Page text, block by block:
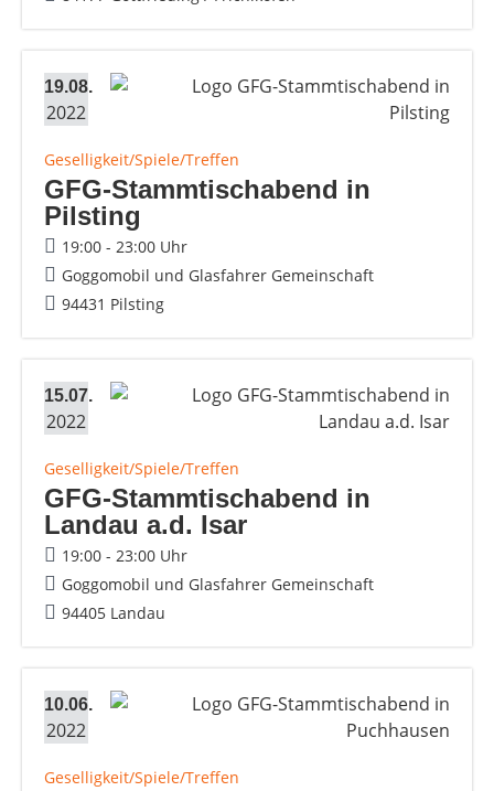
19.08.
2022
Geselligkeit/Spiele/Treffen
GFG-Stammtischabend in
Pilsting
19:00 - 23:00 Uhr
Goggomobil und Glasfahrer Gemeinschaft
94431 Pilsting
15.07.
2022
Geselligkeit/Spiele/Treffen
GFG-Stammtischabend in
Landau a.d. Isar
19:00 - 23:00 Uhr
Goggomobil und Glasfahrer Gemeinschaft
94405 Landau
10.06.
2022
Geselligkeit/Spiele/Treffen